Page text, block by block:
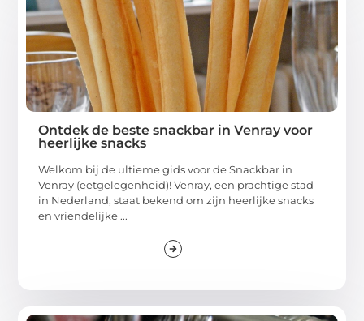
Ontdek de beste snackbar in Venray voor
heerlijke snacks
Welkom bij de ultieme gids voor de Snackbar in
Venray (eetgelegenheid)! Venray, een prachtige stad
in Nederland, staat bekend om zijn heerlijke snacks
en vriendelijke ...